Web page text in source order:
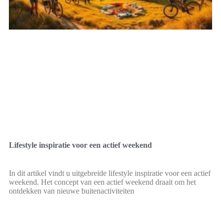
Lifestyle inspiratie voor een actief weekend
In dit artikel vindt u uitgebreide lifestyle inspiratie voor een actief
weekend. Het concept van een actief weekend draait om het
ontdekken van nieuwe buitenactiviteiten